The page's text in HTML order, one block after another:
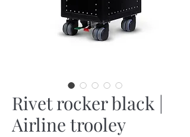
Rivet rocker black |
Airline trooley